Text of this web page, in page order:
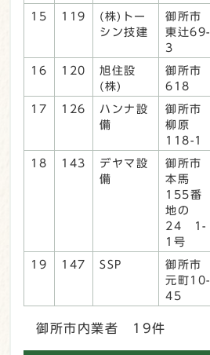
15 119
(株)トー
シン技建
御所市
東辻69-
3
16 120
旭住設
(株)
御所市
618
17 126
ハンナ設
備
御所市
柳原
118-1
18 143
デヤマ設
備
御所市
本馬
155番
地の
24 1-
1号
19 147 SSP
御所市
元町10-
45
御所市内業者 19件